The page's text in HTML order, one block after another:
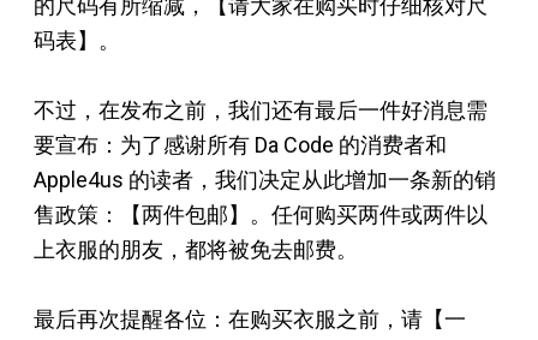
的尺码有所缩减，【请大家在购买时仔细核对尺
码表】。
不过，在发布之前，我们还有最后一件好消息需
要宣布：为了感谢所有 Da Code 的消费者和
Apple4us 的读者，我们决定从此增加一条新的销
售政策：【两件包邮】。任何购买两件或两件以
上衣服的朋友，都将被免去邮费。
最后再次提醒各位：在购买衣服之前，请【一